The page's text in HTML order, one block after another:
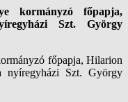
kormányzó főpapja,
Szt. György
főpapja, Hilarion
nyíregyházi Szt. György